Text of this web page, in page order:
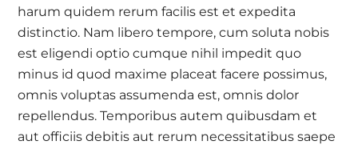
harum quidem rerum facilis est et expedita
distinctio. Nam libero tempore, cum soluta nobis
est eligendi optio cumque nihil impedit quo
minus id quod maxime placeat facere possimus,
omnis voluptas assumenda est, omnis dolor
repellendus. Temporibus autem quibusdam et
aut officiis debitis aut rerum necessitatibus saepe